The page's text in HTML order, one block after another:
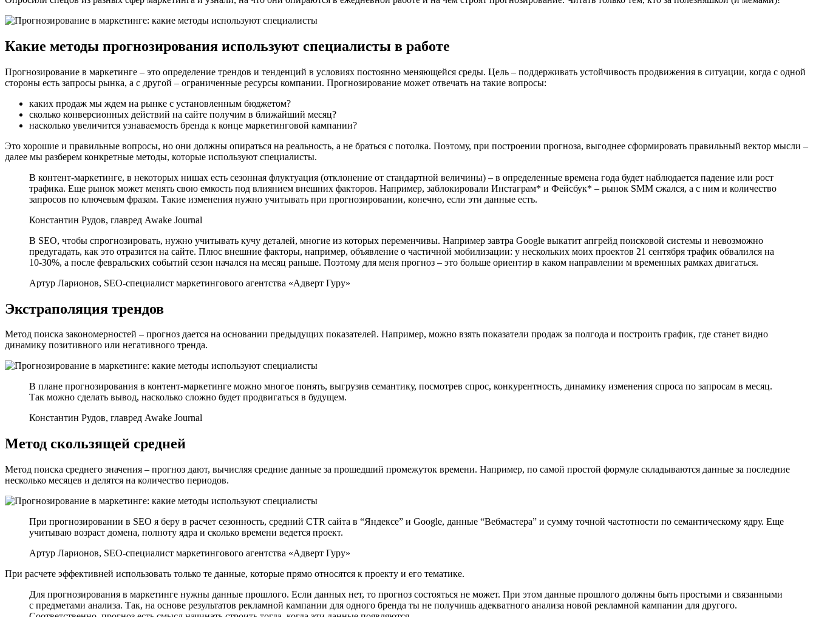
Какие методы прогнозирования используют специалисты в работе
Прогнозирование в маркетинге – это определение трендов и тенденций в условиях постоянно меняющейся среды. Цель – поддерживать устойчивость продвижения в ситуации, когда с одной
стороны есть запросы рынка, а с другой – ограниченные ресурсы компании. Прогнозирование может отвечать на такие вопросы:
каких продаж мы ждем на рынке с установленным бюджетом?
сколько конверсионных действий на сайте получим в ближайший месяц?
насколько увеличится узнаваемость бренда к конце маркетинговой кампании?
Это хорошие и правильные вопросы, но они должны опираться на реальность, а не браться с потолка. Поэтому, при построении прогноза, выгоднее сформировать правильный вектор мысли –
далее мы разберем конкретные методы, которые используют специалисты.
В контент-маркетинге, в некоторых нишах есть сезонная флуктуация (отклонение от стандартной величины) – в определенные времена года будет наблюдается падение или рост
трафика. Еще рынок может менять свою емкость под влиянием внешних факторов. Например, заблокировали Инстаграм* и Фейсбук* – рынок SMM сжался, а с ним и количество
запросов по ключевым фразам. Такие изменения нужно учитывать при прогнозировании, конечно, если эти данные есть.
Константин Рудов, главред Awake Journal
В SEO, чтобы спрогнозировать, нужно учитывать кучу деталей, многие из которых переменчивы. Например завтра Google выкатит апгрейд поисковой системы и невозможно
предугадать, как это отразится на сайте. Плюс внешние факторы, например, объявление о частичной мобилизации: у нескольких моих проектов 21 сентября трафик обвалился на
10-30%, а после февральских событий сезон начался на месяц раньше. Поэтому для меня прогноз – это больше ориентир в каком направлении м временных рамках двигаться.
Артур Ларионов, SEO-специалист маркетингового агентства «Адверт Гуру»
Экстраполяция трендов
Метод поиска закономерностей – прогноз дается на основании предыдущих показателей. Например, можно взять показатели продаж за полгода и построить график, где станет видно
динамику позитивного или негативного тренда.
В плане прогнозирования в контент-маркетинге можно многое понять, выгрузив семантику, посмотрев спрос, конкурентность, динамику изменения спроса по запросам в месяц.
Так можно сделать вывод, насколько сложно будет продвигаться в будущем.
Константин Рудов, главред Awake Journal
Метод скользящей средней
Метод поиска среднего значения – прогноз дают, вычисляя средние данные за прошедший промежуток времени. Например, по самой простой формуле складываются данные за последние
несколько месяцев и делятся на количество периодов.
При прогнозировании в SEO я беру в расчет сезонность, средний CTR сайта в “Яндексе” и Google, данные “Вебмастера” и сумму точной частотности по семантическому ядру. Еще
учитываю возраст домена, полноту ядра и сколько времени ведется проект.
Артур Ларионов, SEO-специалист маркетингового агентства «Адверт Гуру»
При расчете эффективней использовать только те данные, которые прямо относятся к проекту и его тематике.
Для прогнозирования в маркетинге нужны данные прошлого. Если данных нет, то прогноз состояться не может. При этом данные прошлого должны быть простыми и связанными
с предметами анализа. Так, на основе результатов рекламной кампании для одного бренда ты не получишь адекватного анализа новой рекламной кампании для другого.